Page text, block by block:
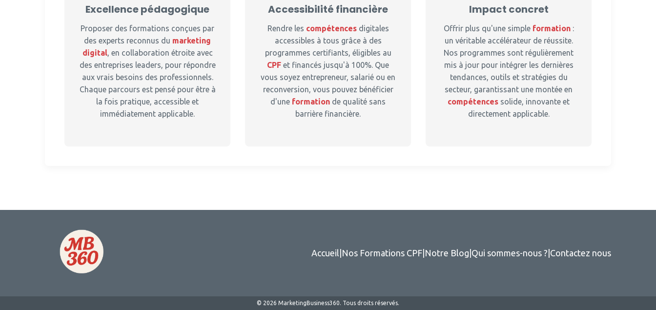
Excellence pédagogique
Proposer des formations conçues par
des experts reconnus du marketing
digital, en collaboration étroite avec
des entreprises leaders, pour répondre
aux vrais besoins des professionnels.
Chaque parcours est pensé pour être à
la fois pratique, accessible et
immédiatement applicable.
Accessibilité financière
Rendre les compétencesdigitales
accessibles à tous grâce à des
programmes certifiants, éligibles au
CPF et financés jusqu'à 100%. Que
vous soyez entrepreneur, salarié ou en
reconversion, vous pouvez bénéficier
d'une formation de qualité sans
barrière financière.
Impact concret
Offrir plus qu'une simple formation:
un véritable accélérateur de réussite.
Nos programmes sont régulièrement
mis à jour pour intégrer les dernières
tendances, outils et stratégies du
secteur, garantissant une montée en
compétences solide, innovante et
directement applicable.
Accueil Nos Formations CPF Notre Blog Qui sommes-nous ? Contactez nous
© 2026 MarketingBusiness360. Tous droits réservés.